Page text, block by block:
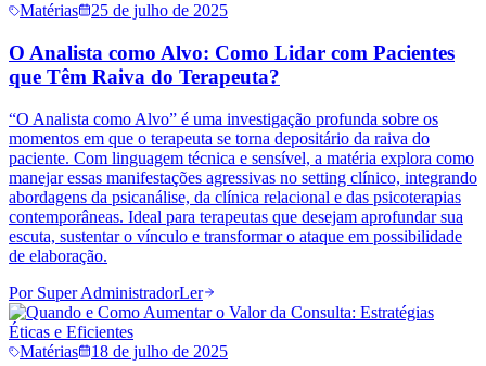
Matérias 25 de julho de 2025
O Analista como Alvo: Como Lidar com Pacientes
que Têm Raiva do Terapeuta?
“O Analista como Alvo” é uma investigação profunda sobre os
momentos em que o terapeuta se torna depositário da raiva do
paciente. Com linguagem técnica e sensível, a matéria explora como
manejar essas manifestações agressivas no setting clínico, integrando
abordagens da psicanálise, da clínica relacional e das psicoterapias
contemporâneas. Ideal para terapeutas que desejam aprofundar sua
escuta, sustentar o vínculo e transformar o ataque em possibilidade
de elaboração.
Por Super AdministradorLer
Matérias 18 de julho de 2025